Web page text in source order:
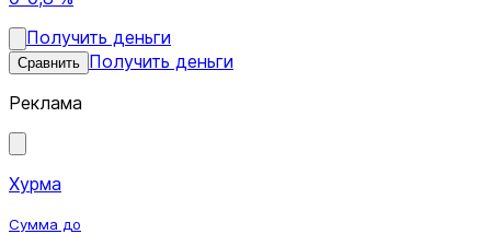
Получить деньги
Сравнить Получить деньги
Реклама
Хурма
Сумма до